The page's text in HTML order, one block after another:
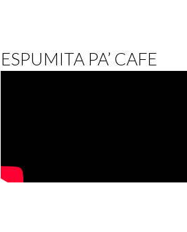
ESPUMITA PA’ CAFE